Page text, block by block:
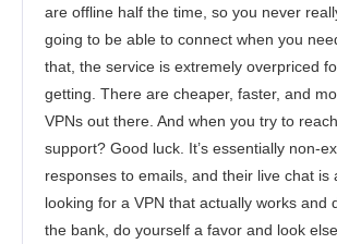
are offline half the time, so you never
going to be able to connect when you
that, the service is extremely overpriced
getting. There are cheaper, faster, and
VPNs out there. And when you try to
support? Good luck. It’s essentially non-
responses to emails, and their live chat is
looking for a VPN that actually works and
the bank, do yourself a favor and look